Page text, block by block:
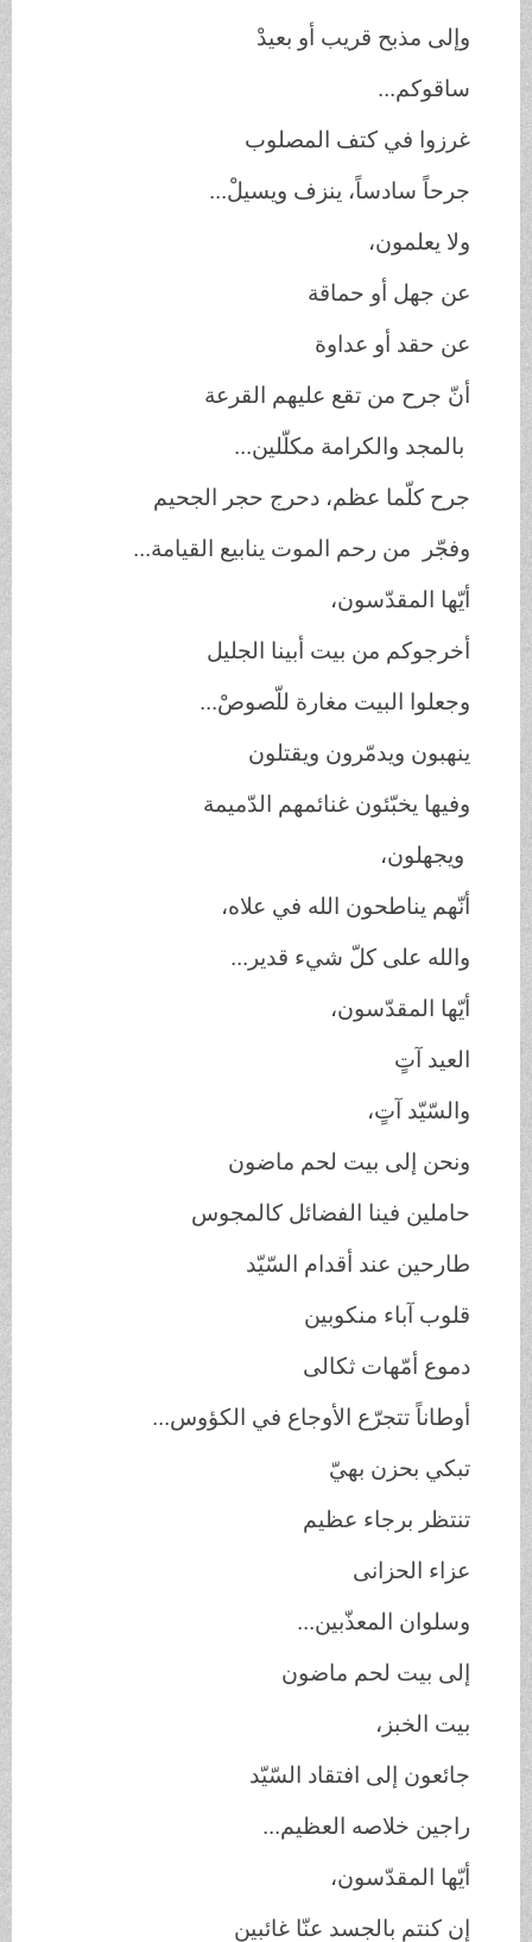
وإلى مذبح قريب أو بعيدْ
ساقوكم...
غرزوا في كتف المصلوب
جرحاً سادساً، ينزف ويسيلْ...
ولا يعلمون،
عن جهل أو حماقة
عن حقد أو عداوة
أنّ جرح من تقع عليهم القرعة
بالمجد والكرامة مكلّلين...
جرح كلّما عظم، دحرج حجر الجحيم
وفجّر من رحم الموت ينابيع القيامة...
أيّها المقدّسون،
أخرجوكم من بيت أبينا الجليل
وجعلوا البيت مغارة للّصوصْ...
ينهبون ويدمّرون ويقتلون
وفيها يخبّئون غنائمهم الدّميمة
ويجهلون،
أنّهم يناطحون الله في علاه،
والله على كلّ شيء قدير...
أيّها المقدّسون،
العيد آتٍ
والسّيّد آتٍ،
ونحن إلى بيت لحم ماضون
حاملين فينا الفضائل كالمجوس
طارحين عند أقدام السّيّد
قلوب آباء منكوبين
دموع أمّهات ثكالى
أوطاناً تتجرّع الأوجاع في الكؤوس...
تبكي بحزن بهيّ
تنتظر برجاء عظيم
عزاء الحزانى
وسلوان المعذّبين...
إلى بيت لحم ماضون
بيت الخبز،
جائعون إلى افتقاد السّيّد
راجين خلاصه العظيم...
أيّها المقدّسون،
إن كنتم بالجسد عنّا غائبين